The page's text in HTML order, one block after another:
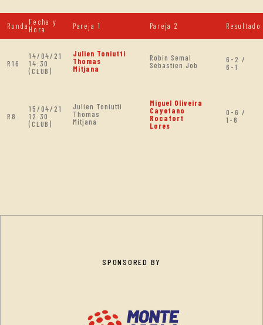
Ronda Fecha y
Hora
Pareja 1 Pareja 2 Resultado
R16
14/04/21
14:30
(CLUB)
Julien Toniutti
Thomas
Mitjana
Robin Semal
Sébastien Job
6-2 /
6-1
R8
15/04/21
12:30
(CLUB)
Julien Toniutti
Thomas
Mitjana
Miguel Oliveira
Cayetano
Rocafort
Lores
0-6 /
1-6
SPONSORED BY